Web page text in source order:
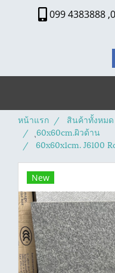
099 4383888
หน้าแรก สินค้าทั้งหมด
ุ60x60cm.ผิวด้าน
60x60x1cm. J6100
New